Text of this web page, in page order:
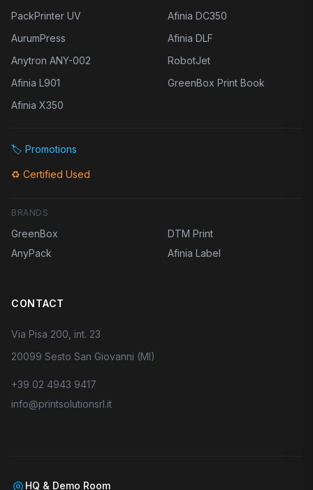
PackPrinter UV
AurumPress
Anytron ANY-002
Afinia L901
Afinia X350
Afinia DC350
Afinia DLF
RobotJet
GreenBox Print Book
🏷️ Promotions
♻️ Certified Used
BRANDS
GreenBox
AnyPack
DTM Print
Afinia Label
CONTACT
Via Pisa 200, int. 23
20099 Sesto San Giovanni (MI)
+39 02 4943 9417
info@printsolutionsrl.it
HQ & Demo Room